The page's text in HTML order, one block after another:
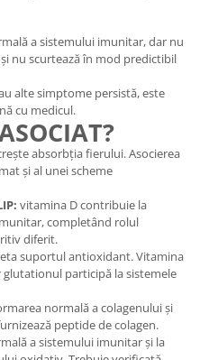
a sistemului imunitar, dar nu
nu scurtează în mod predictibil
alte simptome persistă, este
cu medicul.
absorbția fierului. Asocierea
și al unei scheme
vitamina D contribuie la
completând rolul
diferit.
suportul antioxidant. Vitamina
participă la sistemele
normală a colagenului și
peptide de colagen.
a sistemului imunitar și la